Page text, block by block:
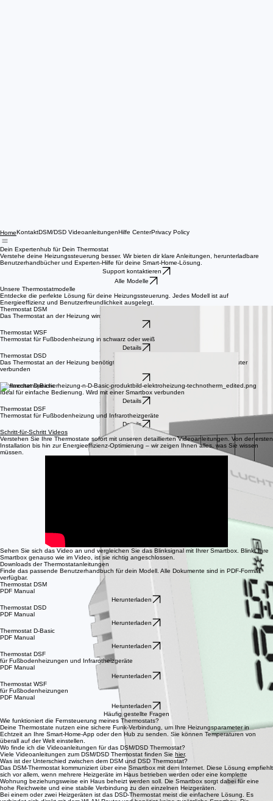
DSM/DSD Videoanleitungen Privacy Policy
Verstehe deine Heizungssteuerung besser. Wir bieten dir klare Anleitungen, herunterladbare
Benutzerhandbücher und Experten-Hilfe für deine Smart-Home-Lösung.
Support kontaktieren
Entdecke die perfekte Lösung für deine Heizungssteuerung. Jedes Modell ist auf
Energieeffizienz und Benutzerfreundlichkeit ausgelegt.
Das Thermostat an der Heizung wird mit einer Smartbox verbunden
Thermostat WSF
Thermostat für Fußbodenheizung in schwarz oder weiß
Details
Thermostat DSD
Das Thermostat an der Heizung benötigt keine Smartbox und wird direkt mit dem Router
Details
Ideal für einfache Bedienung. Wird mit einer Smartbox verbunden
Thermostat DSF
Thermostat für Fußbodenheizung und Infrarotheizgeräte
Verstehen Sie Ihre Thermostate sofort mit unseren detaillierten Videoanleitungen. Von der ersten
Installation bis hin zur Energieeffizienz-Optimierung – wir zeigen Ihnen alles, was Sie wissen
Sehen Sie sich das Video an und vergleichen Sie das Blinksignal mit Ihrer Smartbox. Blinkt Ihre
Smartbox genauso wie im Video, ist sie richtig angeschlossen.
Downloads der Thermostatanleitungen
Finde das passende Benutzerhandbuch für dein Modell. Alle Dokumente sind in PDF-Format
verfügbar.
Herunterladen
Herunterladen
Thermostat D-Basic
Thermostat DSF
für Fußbodenheizungen und Infrarotheizgeräte
Herunterladen
Thermostat WSF
für Fußbodenheizungen
PDF Manual
Herunterladen
Häufig gestellte Fragen
Wie funktioniert die Fernsteuerung meines Thermostats?
Deine Thermostate nutzen eine sichere Funk-Verbindung, um Ihre Heizungsparameter in
Echtzeit an Ihre Smart-Home-App oder den Hub zu senden. Sie können Temperaturen von
überall auf der Welt einstellen.
Wo finde ich die Videoanleitungen für das DSM/DSD Thermostat?
Viele Videoanleitungen zum DSM/DSD Thermostat finden Siehier.
Was ist der Unterschied zwischen dem DSM und DSD Thermostat?